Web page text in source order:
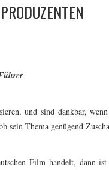
und sind dankbar,
sein Thema genügend
Film handelt, dann